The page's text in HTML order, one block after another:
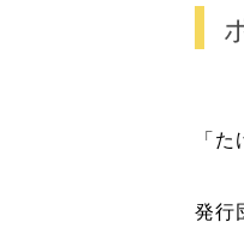
「
発行